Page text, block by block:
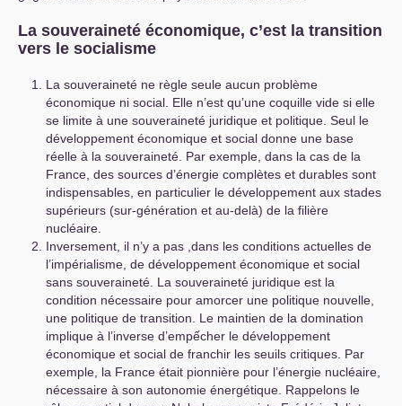
La souveraineté économique, c’est la transition
vers le socialisme
La souveraineté ne règle seule aucun problème
économique ni social. Elle n’est qu’une coquille vide si elle
se limite à une souveraineté juridique et politique. Seul le
développement économique et social donne une base
réelle à la souveraineté. Par exemple, dans la cas de la
France, des sources d’énergie complètes et durables sont
indispensables, en particulier le développement aux stades
supérieurs (sur-génération et au-delà) de la filière
nucléaire.
Inversement, il n’y a pas ,dans les conditions actuelles de
l’impérialisme, de développement économique et social
sans souveraineté. La souveraineté juridique est la
condition nécessaire pour amorcer une politique nouvelle,
une politique de transition. Le maintien de la domination
implique à l’inverse d’empếcher le développement
économique et social de franchir les seuils critiques. Par
exemple, la France était pionnière pour l’énergie nucléaire,
nécessaire à son autonomie énergétique. Rappelons le